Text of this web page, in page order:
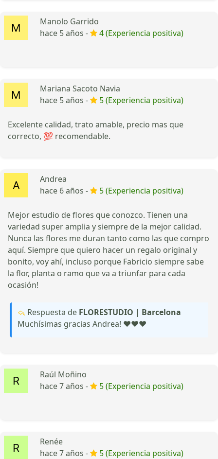
Manolo Garrido
hace 5 años -
4 (Experiencia positiva)
Mariana Sacoto Navia
hace 5 años -
5 (Experiencia positiva)
Excelente calidad, trato amable, precio mas que
correcto, 💯 recomendable.
Andrea
hace 6 años -
5 (Experiencia positiva)
Mejor estudio de flores que conozco. Tienen una
variedad super amplia y siempre de la mejor calidad.
Nunca las flores me duran tanto como las que compro
aquí. Siempre que quiero hacer un regalo original y
bonito, voy ahí, incluso porque Fabricio siempre sabe
la flor, planta o ramo que va a triunfar para cada
ocasión!
Respuesta de FLORESTUDIO | Barcelona
Muchísimas gracias Andrea! ❤️❤️❤️
Raúl Moñino
hace 7 años -
5 (Experiencia positiva)
Renée
hace 7 años -
5 (Experiencia positiva)